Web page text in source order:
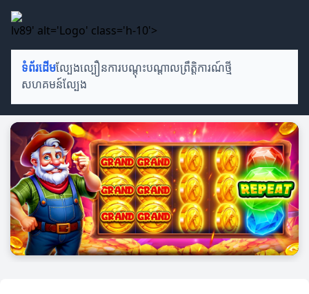
lv89' alt='Logo' class='h-10'>
ទំព័រដើមល្បែងល្បឿនការបណ្តុះបណ្តាលព្រឹត្តិការណ៍ថ្មី
សហគមន៍ល្បែង